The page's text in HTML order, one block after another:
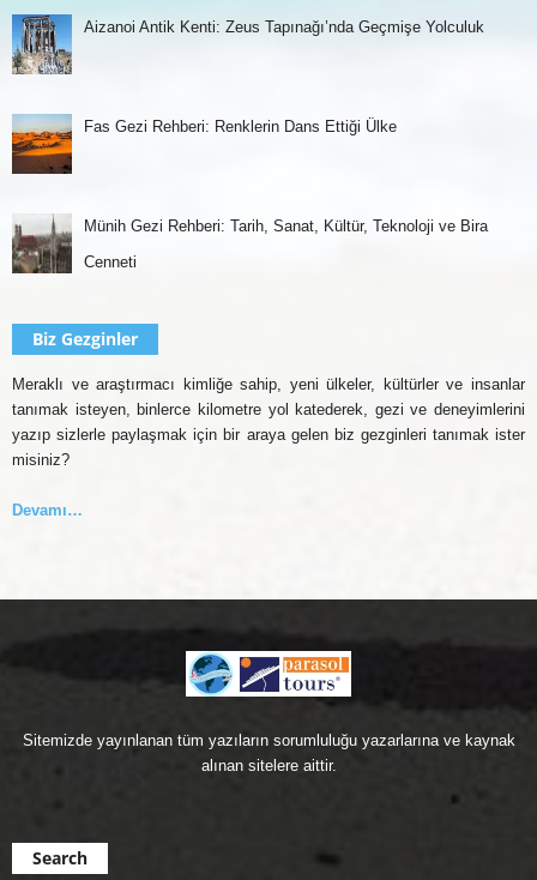
Aizanoi Antik Kenti: Zeus Tapınağı’nda Geçmişe Yolculuk
Fas Gezi Rehberi: Renklerin Dans Ettiği Ülke
Münih Gezi Rehberi: Tarih, Sanat, Kültür, Teknoloji ve Bira
Cenneti
Biz Gezginler
Meraklı ve araştırmacı kimliğe sahip, yeni ülkeler, kültürler ve insanlar
tanımak isteyen, binlerce kilometre yol katederek, gezi ve deneyimlerini
yazıp sizlerle paylaşmak için bir araya gelen biz gezginleri tanımak ister
misiniz?
Devamı…
Sitemizde yayınlanan tüm yazıların sorumluluğu yazarlarına ve kaynak
alınan sitelere aittir.
Search